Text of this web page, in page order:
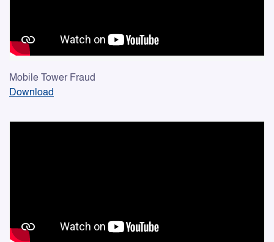
Mobile Tower Fraud
Download